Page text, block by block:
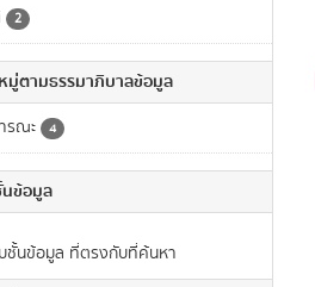
2
มู่ตามธรรมาภิบาลข้อมูล
รณะ 4
ข้อมูล
ชั้นข้อมูล ที่ตรงกับที่ค้นหา